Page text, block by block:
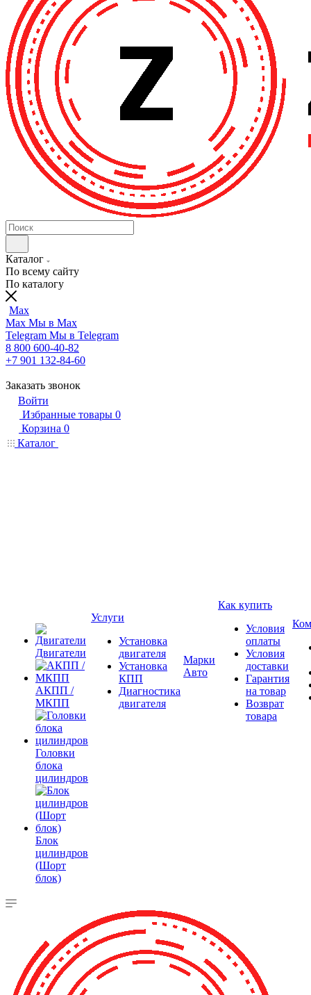
Каталог
По всему сайту
По каталогу
Max
Max Мы в Max
Telegram Мы в Telegram
8 800 600-40-82
+7 901 132-84-60
Заказать звонок
Войти
Избранные товары 0
Корзина 0
Каталог
Двигатели
АКПП /
МКПП
Головки
блока
цилиндров
Блок
цилиндров
(Шорт
блок)
Услуги
Установка
двигателя
Установка
КПП
Диагностика
двигателя
Марки
Авто
Как купить
Условия
оплаты
Условия
доставки
Гарантия
на товар
Возврат
товара